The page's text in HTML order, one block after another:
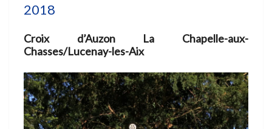
2018
Croix d’Auzon La Chapelle-aux-
Chasses/Lucenay-les-Aix